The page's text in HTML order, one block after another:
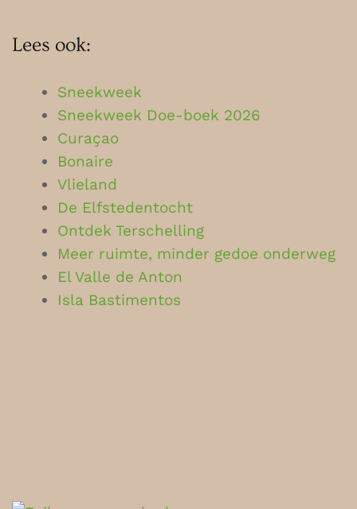
Lees ook:
Sneekweek
Sneekweek Doe-boek 2026
Curaçao
Bonaire
Vlieland
De Elfstedentocht
Ontdek Terschelling
Meer ruimte, minder gedoe onderweg
El Valle de Anton
Isla Bastimentos